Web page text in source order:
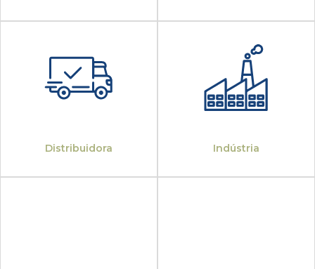
Distribuidora Indústria